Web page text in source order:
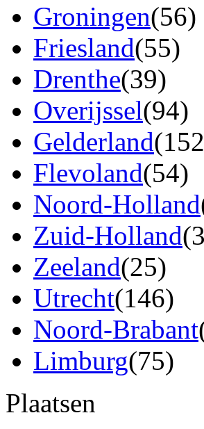
Groningen(56)
Friesland(55)
Drenthe(39)
Overijssel(94)
Gelderland
Flevoland(54)
Noord-Holland
Zuid-Holland
Zeeland(25)
Utrecht(146)
Noord-Brabant
Limburg(75)
Plaatsen